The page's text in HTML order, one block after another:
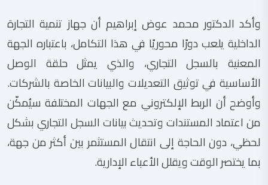
وأكد الدكتور محمد عوض إبراهيم أن جهاز تنمية التجارة
الداخلية يلعب دورًا محوريًا في هذا التكامل، باعتباره الجهة
المعنية بالسجل التجاري، والذي يمثل حلقة الوصل
الأساسية في توثيق التعديلات والبيانات الخاصة بالشركات.
وأوضح أن الربط الإلكتروني مع الجهات المختلفة سيُمكّن
من اعتماد المستندات وتحديث بيانات السجل التجاري بشكل
لحظي، دون الحاجة إلى انتقال المستثمر بين أكثر من جهة،
بما يختصر الوقت ويقلل الأعباء الإدارية.